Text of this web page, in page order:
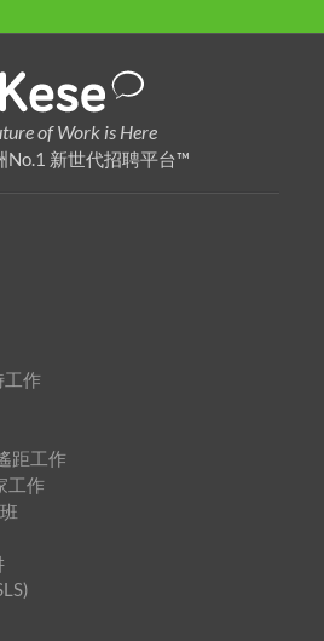
of Work is Here
No.1 新世代招聘平台™
工作
距工作
工作